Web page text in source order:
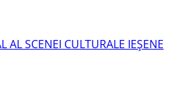
AL SCENEI CULTURALE IEŞENE